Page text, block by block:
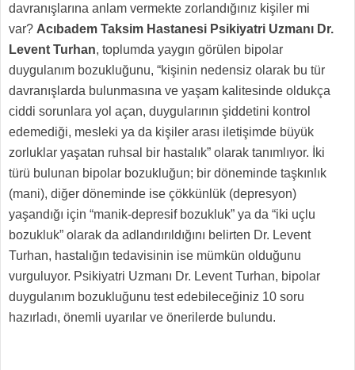
davranışlarına anlam vermekte zorlandığınız kişiler mi
var? Acıbadem Taksim Hastanesi Psikiyatri Uzmanı Dr.
Levent Turhan, toplumda yaygın görülen bipolar
duygulanım bozukluğunu, “kişinin nedensiz olarak bu tür
davranışlarda bulunmasına ve yaşam kalitesinde oldukça
ciddi sorunlara yol açan, duygularının şiddetini kontrol
edemediği, mesleki ya da kişiler arası iletişimde büyük
zorluklar yaşatan ruhsal bir hastalık” olarak tanımlıyor. İki
türü bulunan bipolar bozukluğun; bir döneminde taşkınlık
(mani), diğer döneminde ise çökkünlük (depresyon)
yaşandığı için “manik-depresif bozukluk” ya da “iki uçlu
bozukluk” olarak da adlandırıldığını belirten Dr. Levent
Turhan, hastalığın tedavisinin ise mümkün olduğunu
vurguluyor. Psikiyatri Uzmanı Dr. Levent Turhan, bipolar
duygulanım bozukluğunu test edebileceğiniz 10 soru
hazırladı, önemli uyarılar ve önerilerde bulundu.